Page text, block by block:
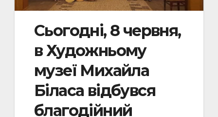
Сьогодні, 8 червня,
в Художньому
музеї Михайла
Біласа відбувся
благодійний